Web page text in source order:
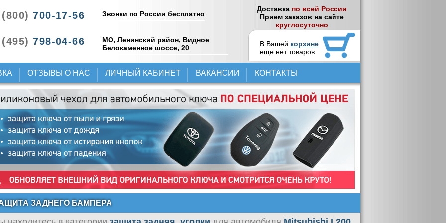
700-17-56
798-04-66
Звонки по России бесплатно
МО, Ленинский район, Видное
Белокаменное шоссе, 20
Доставка по всей России
Прием заказов на сайте
круглосуточно
В Вашей корзине
еще нет товаров
ОТЗЫВЫ О НАС ЛИЧНЫЙ КАБИНЕТ ВАКАНСИИ КОНТАКТЫ
ЗАДНЕГО БАМПЕРА